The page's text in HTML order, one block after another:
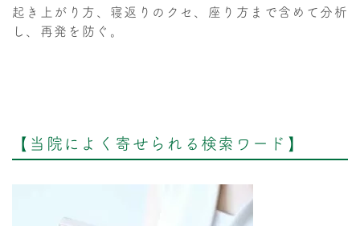
起き上がり方、寝返りのクセ、座り方まで含めて分析
し、再発を防ぐ。
【当院によく寄せられる検索ワード】